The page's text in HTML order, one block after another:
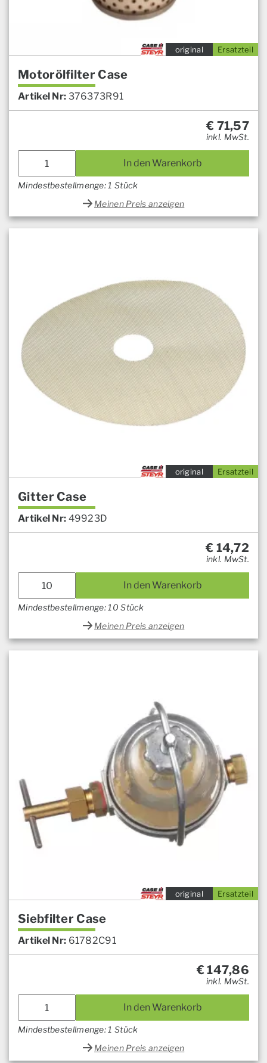
Ersatzteil
original
Motorölfilter Case
Artikel Nr: 376373R91
€ 71,57
inkl. MwSt.
In den Warenkorb
Mindestbestellmenge: 1 Stück
Meinen Preis anzeigen
Ersatzteil
original
Gitter Case
Artikel Nr: 49923D
€ 14,72
inkl. MwSt.
In den Warenkorb
Mindestbestellmenge: 10 Stück
Meinen Preis anzeigen
Ersatzteil
original
Siebfilter Case
Artikel Nr: 61782C91
€147,86
inkl. MwSt.
In den Warenkorb
Mindestbestellmenge: 1 Stück
Meinen Preis anzeigen